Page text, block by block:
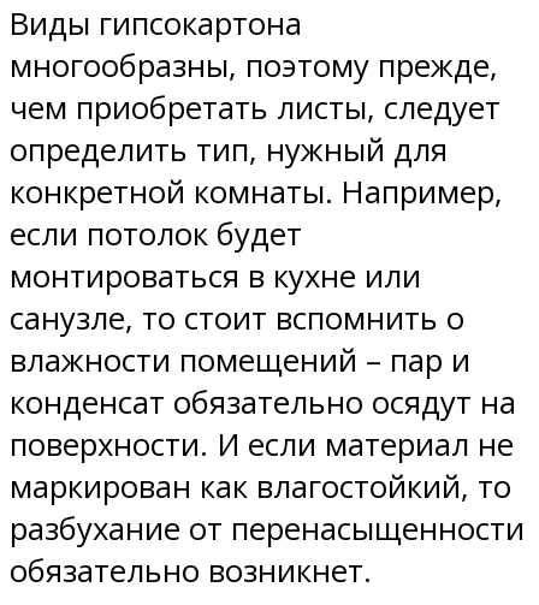
Виды гипсокартона
многообразны, поэтому прежде,
чем приобретать листы, следует
определить тип, нужный для
конкретной комнаты. Например,
если потолок будет
монтироваться в кухне или
санузле, то стоит вспомнить о
влажности помещений – пар и
конденсат обязательно осядут на
поверхности. И если материал не
маркирован как влагостойкий, то
разбухание от перенасыщенности
обязательно возникнет.